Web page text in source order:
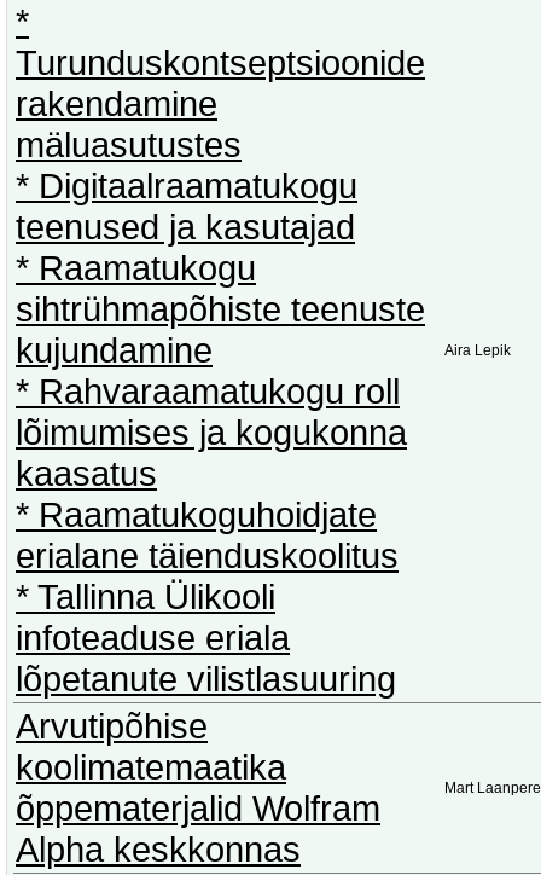
*
Turunduskontseptsioonide
rakendamine
mäluasutustes
* Digitaalraamatukogu
teenused ja kasutajad
* Raamatukogu
sihtrühmapõhiste teenuste
kujundamine
* Rahvaraamatukogu roll
lõimumises ja kogukonna
kaasatus
* Raamatukoguhoidjate
erialane täienduskoolitus
* Tallinna Ülikooli
infoteaduse eriala
lõpetanute vilistlasuuring
Aira Lepik
Arvutipõhise
koolimatemaatika
õppematerjalid Wolfram
Alpha keskkonnas
Mart Laanpere